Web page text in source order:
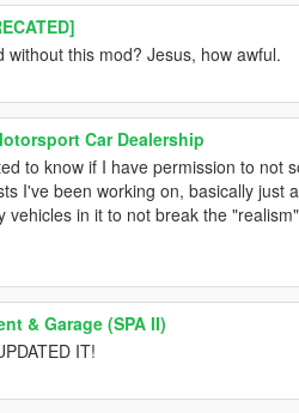
this mod? Jesus, how awful.
Car Dealership
to know if I have permission to not
I've been working on, basically just
vehicles in it to not break the
& Garage (SPA II)
IT!